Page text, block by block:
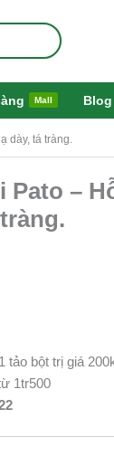
Mall
dày, tá tràng.
Pato –
tảo bột trị giá
1tr500